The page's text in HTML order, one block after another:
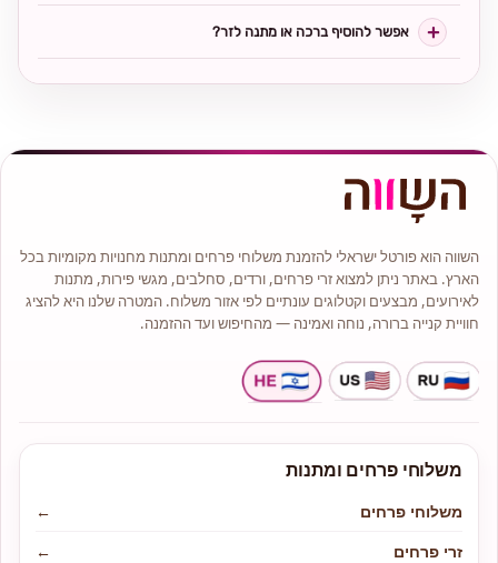
אפשר להוסיף ברכה או מתנה לזר?
השווה הוא פורטל ישראלי להזמנת משלוחי פרחים ומתנות מחנויות מקומיות בכל
הארץ. באתר ניתן למצוא זרי פרחים, ורדים, סחלבים, מגשי פירות, מתנות
לאירועים, מבצעים וקטלוגים עונתיים לפי אזור משלוח. המטרה שלנו היא להציג
חוויית קנייה ברורה, נוחה ואמינה — מהחיפוש ועד ההזמנה.
משלוחי פרחים ומתנות
משלוחי פרחים
←
זרי פרחים
←